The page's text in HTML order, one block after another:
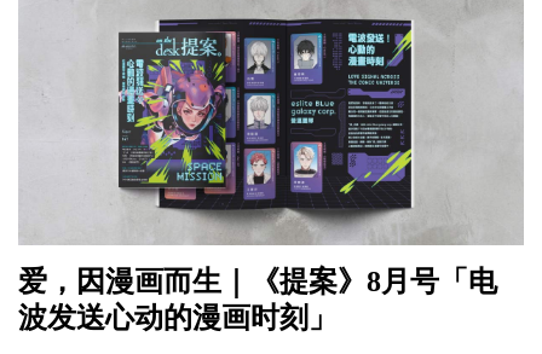
爱，因漫画而生｜《提案》8月号「电
波发送心动的漫画时刻」